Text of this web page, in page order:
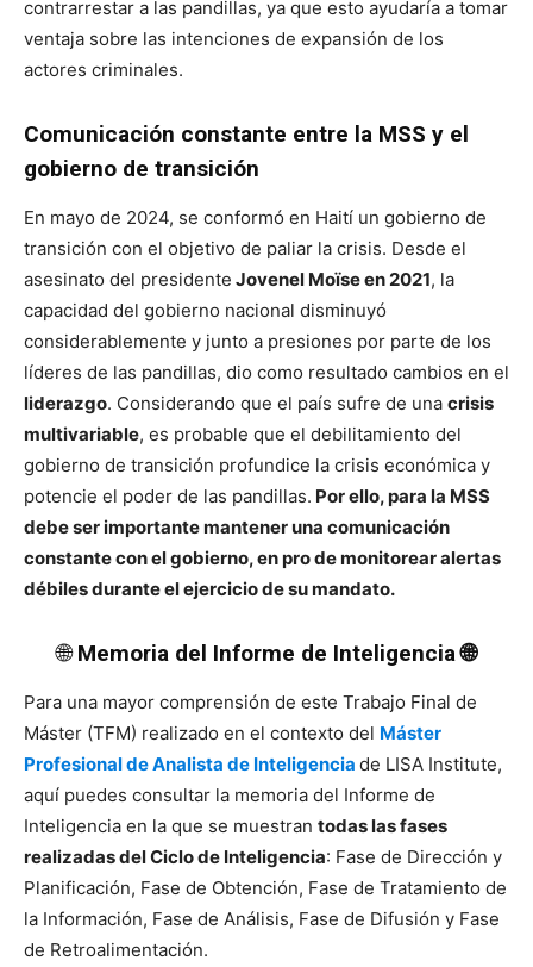
contrarrestar a las pandillas, ya que esto ayudaría a tomar
ventaja sobre las intenciones de expansión de los
actores criminales.
Comunicación constante entre la MSS y el
gobierno de transición
En mayo de 2024, se conformó en Haití un gobierno de
transición con el objetivo de paliar la crisis. Desde el
asesinato del presidente Jovenel Moïse en 2021, la
capacidad del gobierno nacional disminuyó
considerablemente y junto a presiones por parte de los
líderes de las pandillas, dio como resultado cambios en el
liderazgo. Considerando que el país sufre de una crisis
multivariable, es probable que el debilitamiento del
gobierno de transición profundice la crisis económica y
potencie el poder de las pandillas. Por ello, para la MSS
debe ser importante mantener una comunicación
constante con el gobierno, en pro de monitorear alertas
débiles durante el ejercicio de su mandato.
🌐Memoria del Informe de Inteligencia 🌐
Para una mayor comprensión de este Trabajo Final de
Máster (TFM) realizado en el contexto del Máster
Profesional de Analista de Inteligencia de LISA Institute,
aquí puedes consultar la memoria del Informe de
Inteligencia en la que se muestran todas las fases
realizadas del Ciclo de Inteligencia: Fase de Dirección y
Planificación, Fase de Obtención, Fase de Tratamiento de
la Información, Fase de Análisis, Fase de Difusión y Fase
de Retroalimentación.